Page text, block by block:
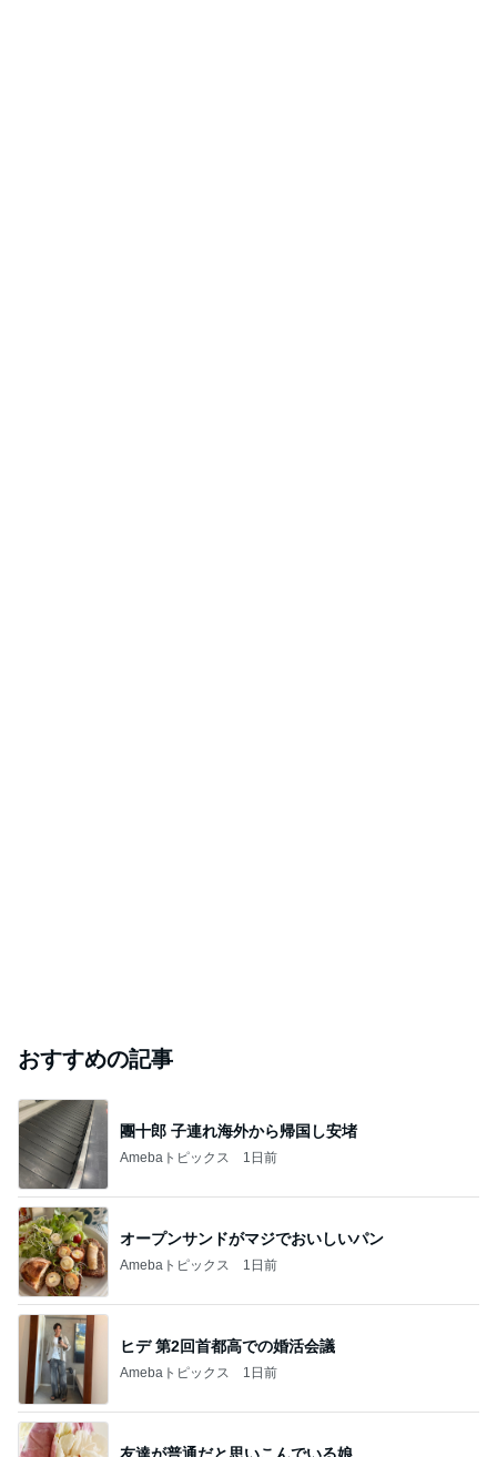
おすすめの記事
團十郎 子連れ海外から帰国し安堵
Amebaトピックス 1日前
オープンサンドがマジでおいしいパン
Amebaトピックス 1日前
ヒデ 第2回首都高での婚活会議
Amebaトピックス 1日前
友達が普通だと思いこんでいる娘